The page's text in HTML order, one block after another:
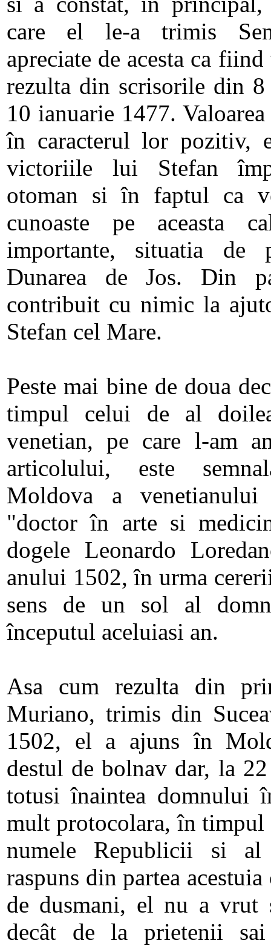
care el le-a trimis
apreciate de acesta ca
rezulta din scrisorile din
10 ianuarie 1477.
în caracterul lor pozitiv,
victoriile lui Stefan
otoman si în faptul ca
cunoaste pe aceasta
importante, situatia
Dunarea de Jos. Din
contribuit cu nimic la
Stefan cel Mare.
Peste mai bine de doua
timpul celui de al
venetian, pe care l-am
articolului, este
Moldova a
"doctor în arte si
dogele Leonardo
anului 1502, în urma
sens de un sol al
începutul aceluiasi an.
Asa cum rezulta din
Muriano, trimis din
1502, el a ajuns în
destul de bolnav dar, la
totusi înaintea domnului
mult protocolara, în timpul
numele Republicii si
raspuns din partea
de dusmani, el nu a vrut
decât de la prietenii sai